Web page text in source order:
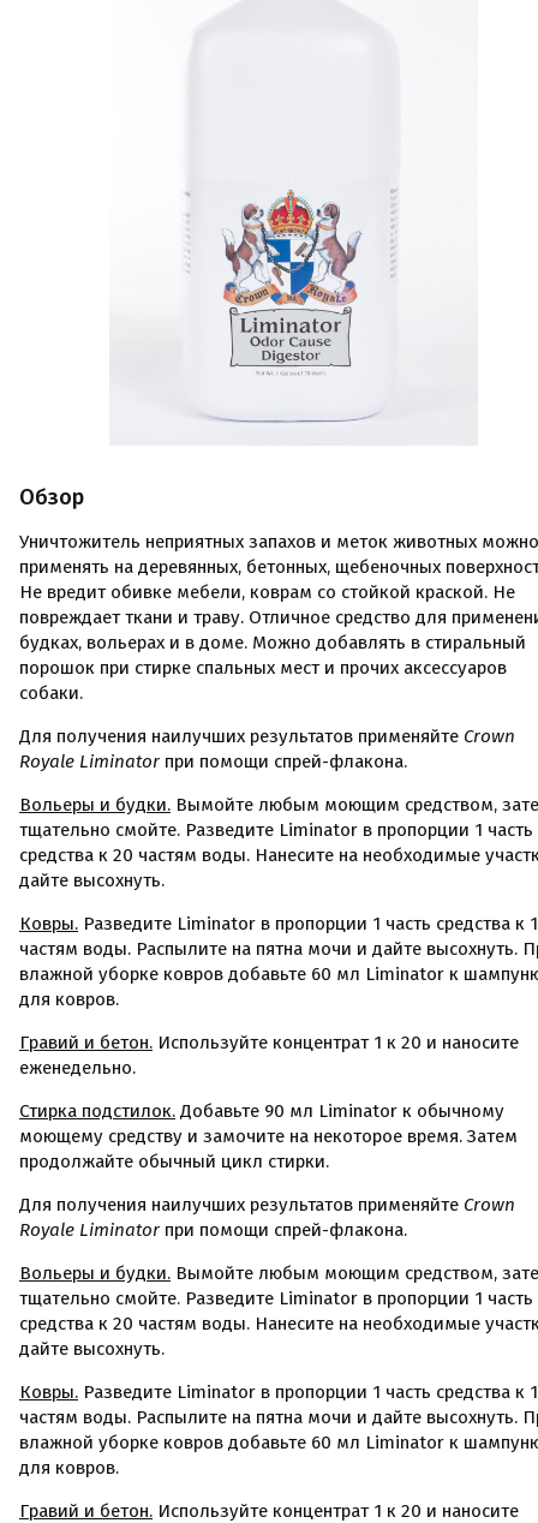
Обзор
Уничтожитель неприятных запахов и меток животных можно
применять на деревянных, бетонных, щебеночных
Не вредит обивке мебели, коврам со стойкой краской. Не
повреждает ткани и траву. Отличное средство для
будках, вольерах и в доме. Можно добавлять в стиральный
порошок при стирке спальных мест и прочих аксессуаров
собаки.
Для получения наилучших результатов применяйте Crown
Royale Liminator при помощи спрей-флакона.
Вольеры и будки. Вымойте любым моющим средством,
тщательно смойте. Разведите Liminator в пропорции 1 часть
средства к 20 частям воды. Нанесите на необходимые
дайте высохнуть.
Ковры. Разведите Liminator в пропорции 1 часть средства к
частям воды. Распылите на пятна мочи и дайте высохнуть.
влажной уборке ковров добавьте 60 мл Liminator к
для ковров.
Гравий и бетон. Используйте концентрат 1 к 20 и наносите
еженедельно.
Стирка подстилок. Добавьте 90 мл Liminator к обычному
моющему средству и замочите на некоторое время. Затем
продолжайте обычный цикл стирки.
Для получения наилучших результатов применяйте Crown
Royale Liminator при помощи спрей-флакона.
Вольеры и будки. Вымойте любым моющим средством,
тщательно смойте. Разведите Liminator в пропорции 1 часть
средства к 20 частям воды. Нанесите на необходимые
дайте высохнуть.
Ковры. Разведите Liminator в пропорции 1 часть средства к
частям воды. Распылите на пятна мочи и дайте высохнуть.
влажной уборке ковров добавьте 60 мл Liminator к
для ковров.
Гравий и бетон. Используйте концентрат 1 к 20 и наносите